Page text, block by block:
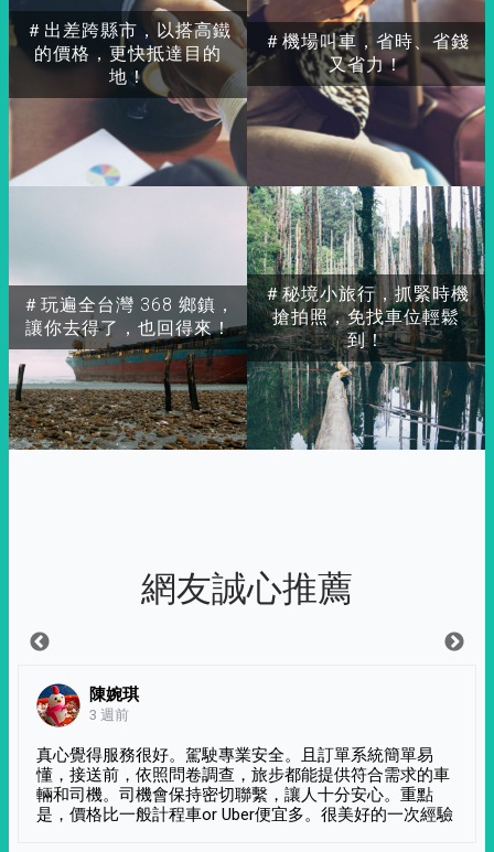
＃出差跨縣市，以搭高鐵
的價格，更快抵達目的
地！
＃玩遍全台灣 368 鄉鎮，
讓你去得了，也回得來！
＃秘境小旅行，抓緊時機
搶拍照，免找車位輕鬆
到！
＃機場叫車，省時、省錢
又省力！
網友誠心推薦
陳婉琪
3 週前
真心覺得服務很好。駕駛專業安全。且訂單系統簡單易
懂，接送前，依照問卷調查，旅步都能提供符合需求的車
輛和司機。司機會保持密切聯繫，讓人十分安心。重點
是，價格比一般計程車or Uber便宜多。很美好的一次經驗